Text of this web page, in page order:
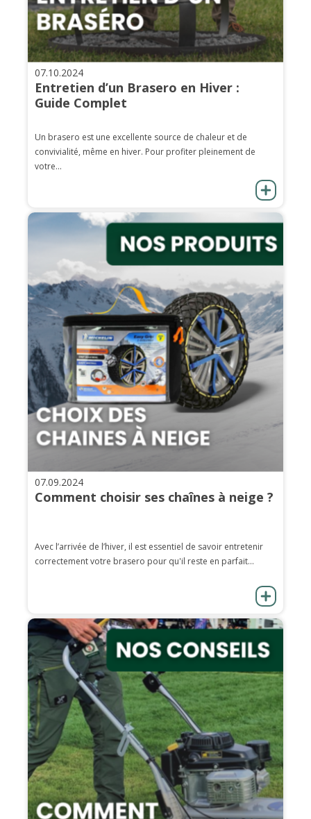
07.10.2024
Entretien d’un Brasero en Hiver :
Guide Complet
Un brasero est une excellente source de chaleur et de
convivialité, même en hiver. Pour profiter pleinement de
votre...
07.09.2024
Comment choisir ses chaînes à neige ?
Avec l’arrivée de l’hiver, il est essentiel de savoir entretenir
correctement votre brasero pour qu'il reste en parfait...